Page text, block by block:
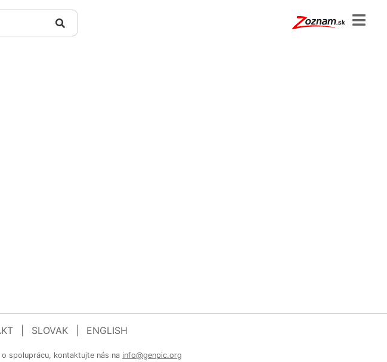
SLOVAK ENGLISH
spoluprácu, kontaktujte nás na info@genpic.org